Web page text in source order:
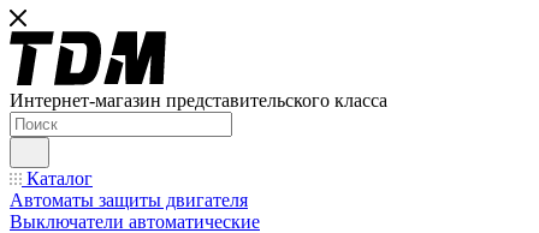
Интернет-магазин представительского класса
Каталог
Автоматы защиты двигателя
Выключатели автоматические